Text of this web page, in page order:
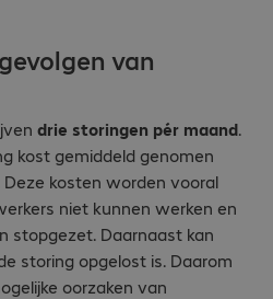
van
drie storingen pér maand.
kost gemiddeld genomen
kosten worden vooral
niet kunnen werken en
stopgezet. Daarnaast kan
storing opgelost is. Daarom
oorzaken van